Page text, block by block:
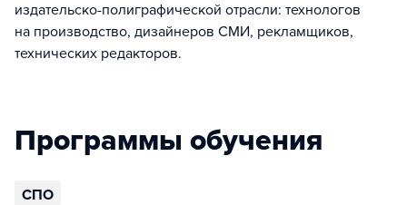
издательско-полиграфической отрасли: технологов
на производство, дизайнеров СМИ, рекламщиков,
технических редакторов.
Программы обучения
СПО